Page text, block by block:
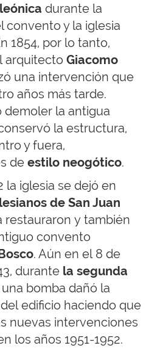
durante la
convento y la iglesia
1854, por lo tanto,
arquitecto Giacomo
una intervención que
años más tarde.
demoler la antigua
la estructura,
y fuera,
de estilo neogótico.
la iglesia se dejó en
de San Juan
restauraron y también
convento
. Aún en el 8 de
durante la segunda
una bomba dañó la
edificio haciendo que
nuevas intervenciones
los años 1951-1952.